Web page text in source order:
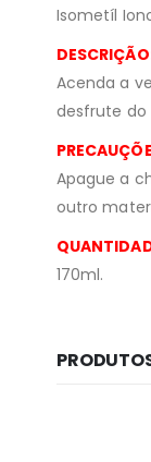
Isometíl
Acenda a
desfrute do
Apague a
outro
170ml.